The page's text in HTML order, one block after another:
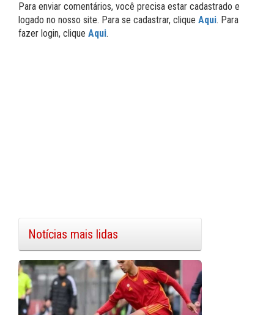
Para enviar comentários, você precisa estar cadastrado e
logado no nosso site. Para se cadastrar, clique Aqui. Para
fazer login, clique Aqui.
Notícias mais lidas